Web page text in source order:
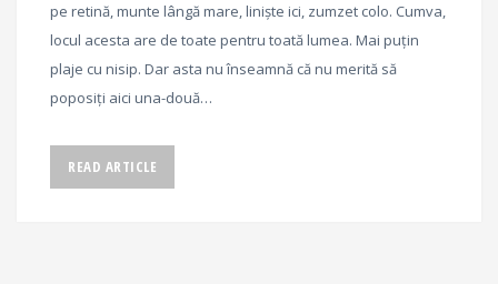
pe retină, munte lângă mare, liniște ici, zumzet colo. Cumva,
locul acesta are de toate pentru toată lumea. Mai puțin
plaje cu nisip. Dar asta nu înseamnă că nu merită să
poposiți aici una-două…
READ ARTICLE